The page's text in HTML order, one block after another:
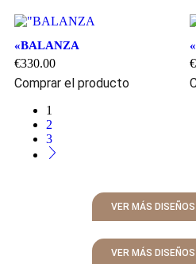
«BALANZA
€330.00
Comprar el producto
€
1
2
3
VER MÁS
VER MÁS